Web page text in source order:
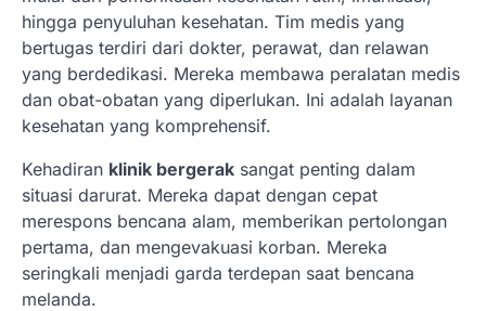
hingga penyuluhan kesehatan. Tim medis yang
bertugas terdiri dari dokter, perawat, dan relawan
yang berdedikasi. Mereka membawa peralatan medis
dan obat-obatan yang diperlukan. Ini adalah layanan
kesehatan yang komprehensif.
Kehadiran klinik bergerak sangat penting dalam
situasi darurat. Mereka dapat dengan cepat
merespons bencana alam, memberikan pertolongan
pertama, dan mengevakuasi korban. Mereka
seringkali menjadi garda terdepan saat bencana
melanda.